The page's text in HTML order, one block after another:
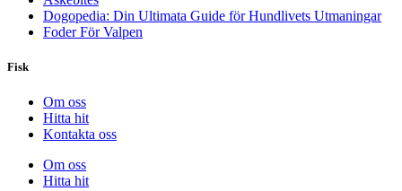
Dogopedia: Din Ultimata Guide för Hundlivets Utmaningar
Foder För Valpen
Fisk
Om oss
Hitta hit
Kontakta oss
Om oss
Hitta hit